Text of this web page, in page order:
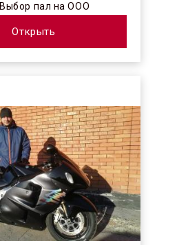
пал на ООО
изучения отзывов в
Открыть